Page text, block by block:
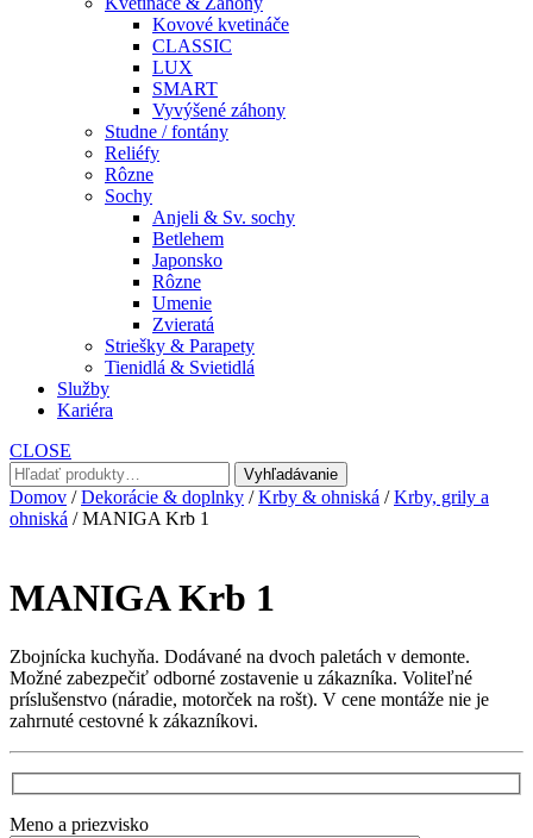
Kovové kvetináče
CLASSIC
LUX
SMART
Vyvýšené záhony
Studne / fontány
Reliéfy
Rôzne
Sochy
Anjeli & Sv. sochy
Betlehem
Japonsko
Rôzne
Umenie
Zvieratá
Striešky & Parapety
Tienidlá & Svietidlá
Služby
Kariéra
CLOSE
Hľadať:
Vyhľadávanie
Domov /Dekorácie & doplnky /Krby & ohniská /Krby, grily a
ohniská / MANIGA Krb 1
MANIGA Krb 1
Zbojnícka kuchyňa. Dodávané na dvoch paletách v demonte.
Možné zabezpečiť odborné zostavenie u zákazníka. Voliteľné
príslušenstvo (náradie, motorček na rošt). V cene montáže nie je
zahrnuté cestovné k zákazníkovi.
Meno a priezvisko